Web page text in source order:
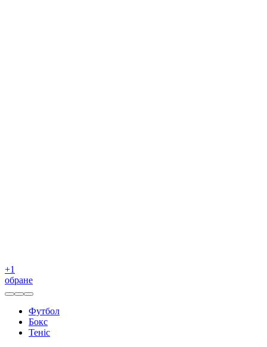
+1
обране
Футбол
Бокс
Теніс